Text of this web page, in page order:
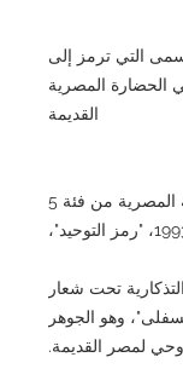
التي ترمز إلى
الحضارة المصرية
القديمة
هذه العملة الفضية المصرية من فئة 5
تحت شعار
وهو الجوهر
لمصر القديمة.